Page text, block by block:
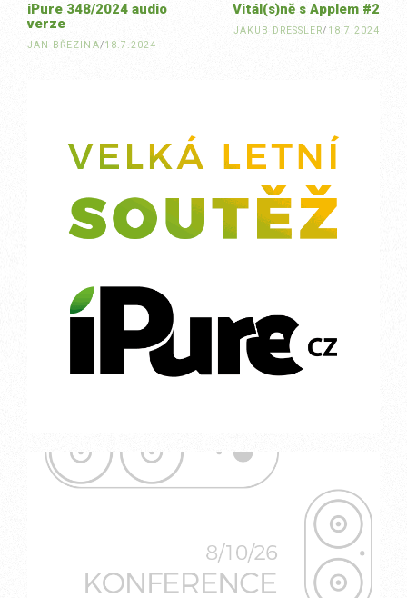
Vitál(s)ně s Applem #2
JAKUB DRESSLER/ 18.7.2024
iPure 348/2024 audio
verze
JAN BŘEZINA/18.7.2024